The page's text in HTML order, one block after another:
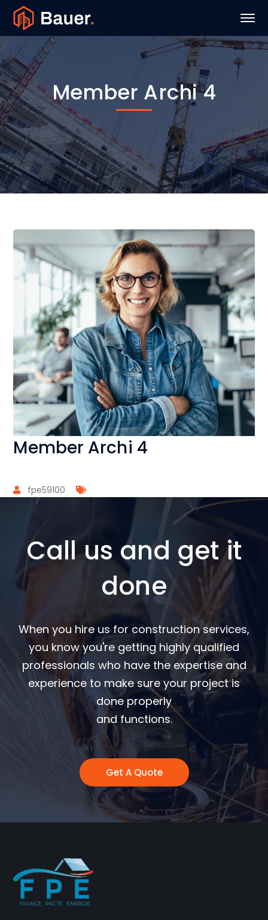
Member Archi 4
Member Archi 4
fpe59100
Call us and get it
done
When you hire us for construction services,
you know you're getting highly qualified
professionals who have the expertise and
experience to make sure your project is
done properly
and functions.
Get A Quote